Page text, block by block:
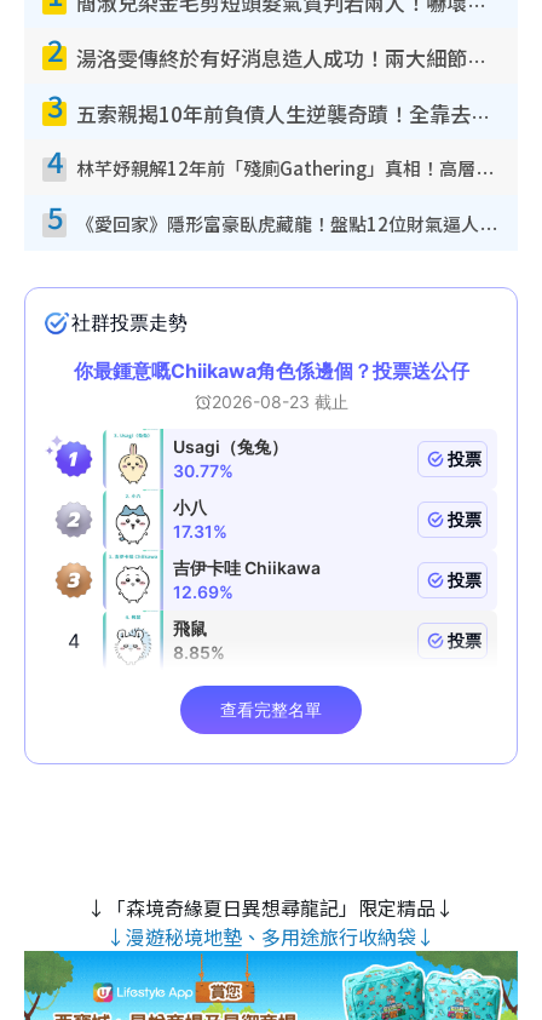
2 湯洛雯傳終於有好消息造人成功！兩大細節曝孕味極濃惹猜測：大肚婆先會咁！
3 五索親揭10年前負債人生逆襲奇蹟！全靠去一地方轉運後即遇上馬先生
4 林芊妤親解12年前「殘廁Gathering」真相！高層解約一句話重創尊嚴至今拒返TVB
5 《愛回家》隱形富豪臥虎藏龍！盤點12位財氣逼人的有錢藝人：呢位靚女3億身家唔憂做
↓「森境奇緣夏日異想尋龍記」限定精品↓
↓漫遊秘境地墊、多用途旅行收納袋↓